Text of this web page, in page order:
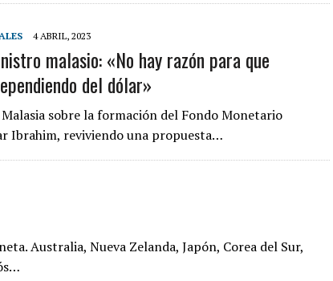
4 ABRIL, 2023
malasio: «No hay razón para que
del dólar»
sobre la formación del Fondo Monetario
Ibrahim, reviviendo una propuesta…
Australia, Nueva Zelanda, Japón, Corea del Sur,